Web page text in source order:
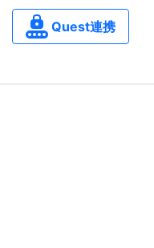
Quest連携